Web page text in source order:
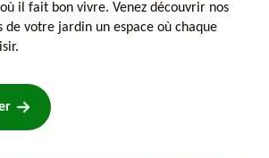
il fait bon vivre. Venez découvrir nos
votre jardin un espace où chaque